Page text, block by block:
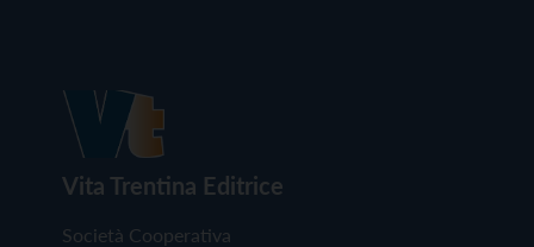
Vita Trentina Editrice
Società Cooperativa